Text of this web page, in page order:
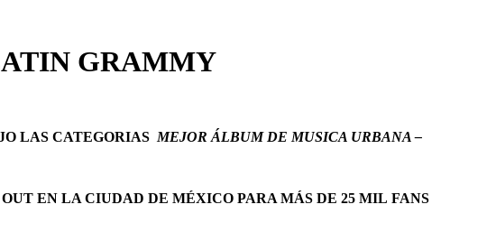
GRAMMY
LAS CATEGORIAS MEJOR ÁLBUM DE MUSICA URBANA –
OUT EN LA CIUDAD DE MÉXICO PARA MÁS DE 25 MIL FANS